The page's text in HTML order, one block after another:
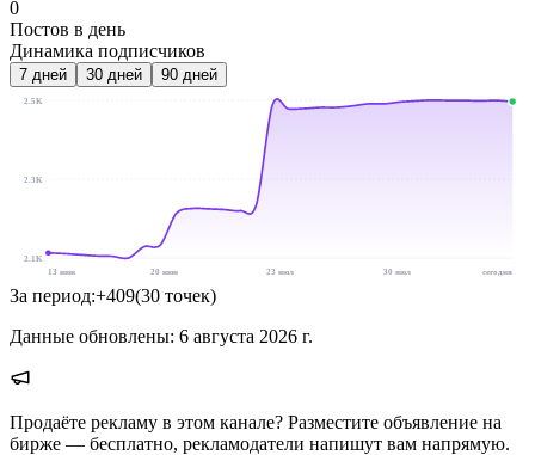
0
Постов в день
Динамика подписчиков
7 дней 30 дней 90 дней
2.5K
2.3K
2.1K
13 июн
20 июн 23 июл 30 июл сегодня
За период:+409(30 точек)
Данные обновлены: 6 августа 2026 г.
Продаёте рекламу в этом канале? Разместите объявление на
бирже — бесплатно, рекламодатели напишут вам напрямую.